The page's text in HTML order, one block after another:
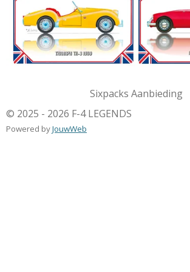
Sixpacks Aanbieding
© 2025 - 2026 F-4 LEGENDS
Powered byJouwWeb